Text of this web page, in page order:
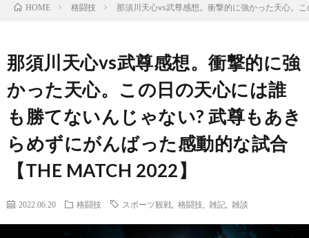
グ
刊
ン
ボ
ン
HOME 格闘技 那須川天心vs武尊感想。衝撃的に強かった天心。
那須川天心vs武尊感想。衝撃的に強
かった天心。この日の天心には誰
も勝てないんじゃない? 武尊もあき
らめずにがんばった感動的な試合
【THE MATCH 2022】
2022.06.20 格闘技 スポーツ観戦 格闘技 雑記 雑談